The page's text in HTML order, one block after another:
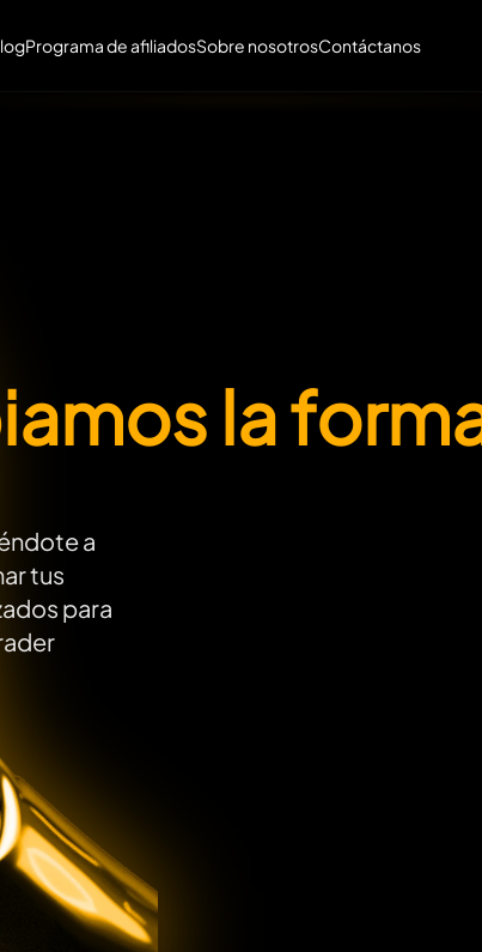
Programa de afiliadosSobre nosotrosContáctanos
la
a
tus
para